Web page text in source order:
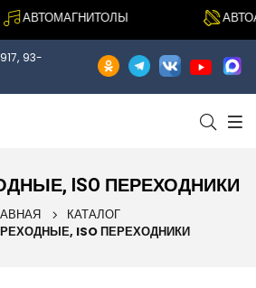
АВТОМАГНИТОЛЫ
, 93-
ISO ПЕРЕХОДНИКИ
КАТАЛОГ
ISO ПЕРЕХОДНИКИ